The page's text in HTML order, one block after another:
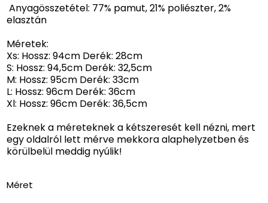
Anyagösszetétel: 77% pamut, 21% poliészter, 2%
elasztán
Méretek:
Xs: Hossz: 94cm Derék: 28cm
S: Hossz: 94,5cm Derék: 32,5cm
M: Hossz: 95cm Derék: 33cm
L: Hossz: 96cm Derék: 36cm
Xl: Hossz: 96cm Derék: 36,5cm
Ezeknek a méreteknek a kétszeresét kell nézni, mert
egy oldalról lett mérve mekkora alaphelyzetben és
körülbelül meddig nyúlik!
Méret